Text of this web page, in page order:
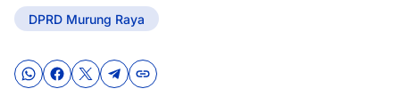
DPRD Murung Raya